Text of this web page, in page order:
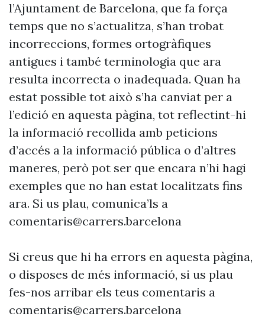
l’Ajuntament de Barcelona, que fa força
temps que no s’actualitza, s’han trobat
incorreccions, formes ortogràfiques
antigues i també terminologia que ara
resulta incorrecta o inadequada. Quan ha
estat possible tot això s’ha canviat per a
l’edició en aquesta pàgina, tot reflectint-hi
la informació recollida amb peticions
d’accés a la informació pública o d’altres
maneres, però pot ser que encara n’hi hagi
exemples que no han estat localitzats fins
ara. Si us plau, comunica’ls a
comentaris@carrers.barcelona
Si creus que hi ha errors en aquesta pàgina,
o disposes de més informació, si us plau
fes-nos arribar els teus comentaris a
comentaris@carrers.barcelona